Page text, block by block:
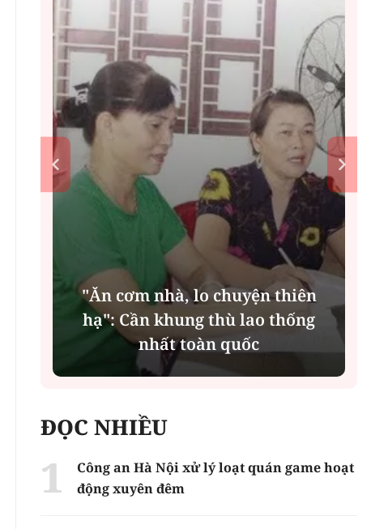
"Ăn cơm nhà, lo chuyện thiên
hạ": Cần khung thù lao thống
nhất toàn quốc
ĐỌC NHIỀU
Công an Hà Nội xử lý loạt quán game hoạt
động xuyên đêm